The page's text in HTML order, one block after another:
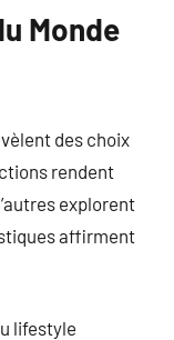
Monde
des choix
rendent
explorent
affirment
lifestyle